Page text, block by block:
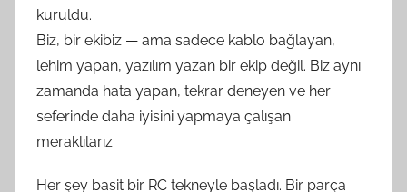
kuruldu.
Biz, bir ekibiz — ama sadece kablo bağlayan,
lehim yapan, yazılım yazan bir ekip değil. Biz aynı
zamanda hata yapan, tekrar deneyen ve her
seferinde daha iyisini yapmaya çalışan
meraklılarız.
Her şey basit bir RC tekneyle başladı. Bir parça